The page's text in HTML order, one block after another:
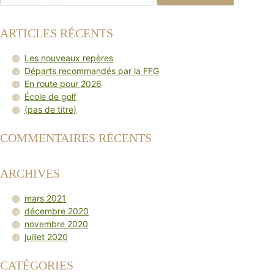
ARTICLES RÉCENTS
Les nouveaux repères
Départs recommandés par la FFG
En route pour 2026
École de golf
(pas de titre)
COMMENTAIRES RÉCENTS
ARCHIVES
mars 2021
décembre 2020
novembre 2020
juillet 2020
CATÉGORIES